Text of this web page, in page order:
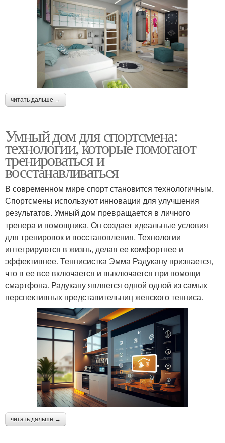
читать дальше →
Умный дом для спортсмена:
технологии, которые помогают
тренироваться и
восстанавливаться
В современном мире спорт становится технологичным.
Спортсмены используют инновации для улучшения
результатов. Умный дом превращается в личного
тренера и помощника. Он создает идеальные условия
для тренировок и восстановления. Технологии
интегрируются в жизнь, делая ее комфортнее и
эффективнее. Теннисистка Эмма Радукану признается,
что в ее все включается и выключается при помощи
смартфона. Радукану является одной одной из самых
перспективных представительниц женского тенниса.
читать дальше →